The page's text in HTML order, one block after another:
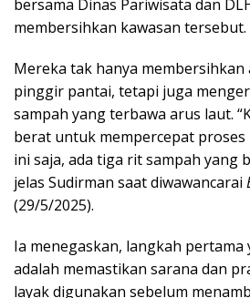
bersama Dinas Pariwisata dan
membersihkan kawasan tersebut.
Mereka tak hanya
pinggir pantai, tetapi juga
sampah yang terbawa arus laut.
berat untuk mempercepat proses
ini saja, ada tiga rit sampah yang
jelas Sudirman saat diwawancarai
(29/5/2025).
Ia menegaskan, langkah
adalah memastikan sarana dan
layak digunakan sebelum